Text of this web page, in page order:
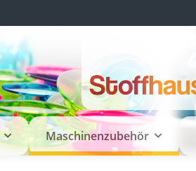
Maschinenzubehör